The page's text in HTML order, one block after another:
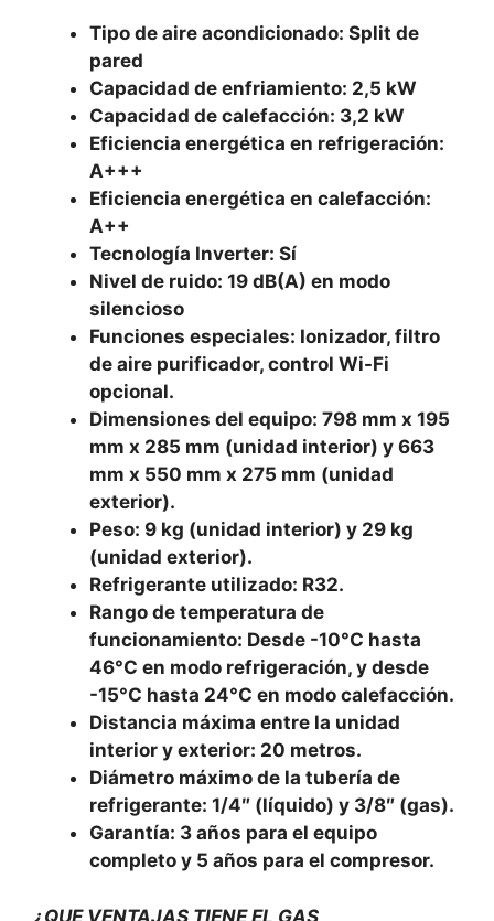
Tipo de aire acondicionado: Split de
pared
Capacidad de enfriamiento: 2,5 kW
Capacidad de calefacción: 3,2 kW
Eficiencia energética en refrigeración:
A+++
Eficiencia energética en calefacción:
A++
Tecnología Inverter: Sí
Nivel de ruido: 19 dB(A) en modo
silencioso
Funciones especiales: Ionizador, filtro
de aire purificador, control Wi-Fi
opcional.
Dimensiones del equipo: 798 mm x 195
mm x 285 mm (unidad interior) y 663
mm x 550 mm x 275 mm (unidad
exterior).
Peso: 9 kg (unidad interior) y 29 kg
(unidad exterior).
Refrigerante utilizado: R32.
Rango de temperatura de
funcionamiento: Desde -10°C hasta
46°C en modo refrigeración, y desde
-15°C hasta 24°C en modo calefacción.
Distancia máxima entre la unidad
interior y exterior: 20 metros.
Diámetro máximo de la tubería de
refrigerante: 1/4″ (líquido) y 3/8″ (gas).
Garantía: 3 años para el equipo
completo y 5 años para el compresor.
¿QUE VENTAJAS TIENE EL GAS